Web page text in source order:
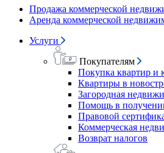
Продажа коммерческой
Аренда коммерческой
Услуги
Покупателям
Покупка квартир и
Квартиры в
Загородная
Помощь в
Правовой
Коммерческая
Возврат налогов